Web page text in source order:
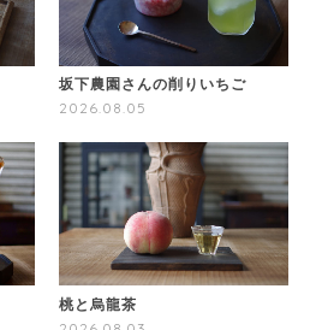
坂下農園さんの削りいちご
2026.08.05
桃と烏龍茶